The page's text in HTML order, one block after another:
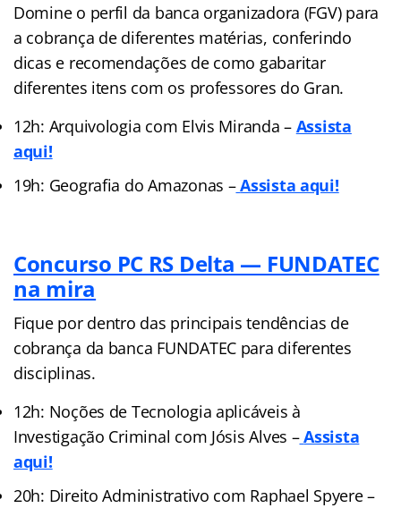
Domine o perfil da banca organizadora (FGV) para
a cobrança de diferentes matérias, conferindo
dicas e recomendações de como gabaritar
diferentes itens com os professores do Gran.
12h: Arquivologia com Elvis Miranda – Assista
aqui!
19h: Geografia do Amazonas –Assista aqui!
Concurso PC RS Delta — FUNDATEC
na mira
Fique por dentro das principais tendências de
cobrança da banca FUNDATEC para diferentes
disciplinas.
12h: Noções de Tecnologia aplicáveis à
Investigação Criminal com Jósis Alves –Assista
aqui!
20h: Direito Administrativo com Raphael Spyere –